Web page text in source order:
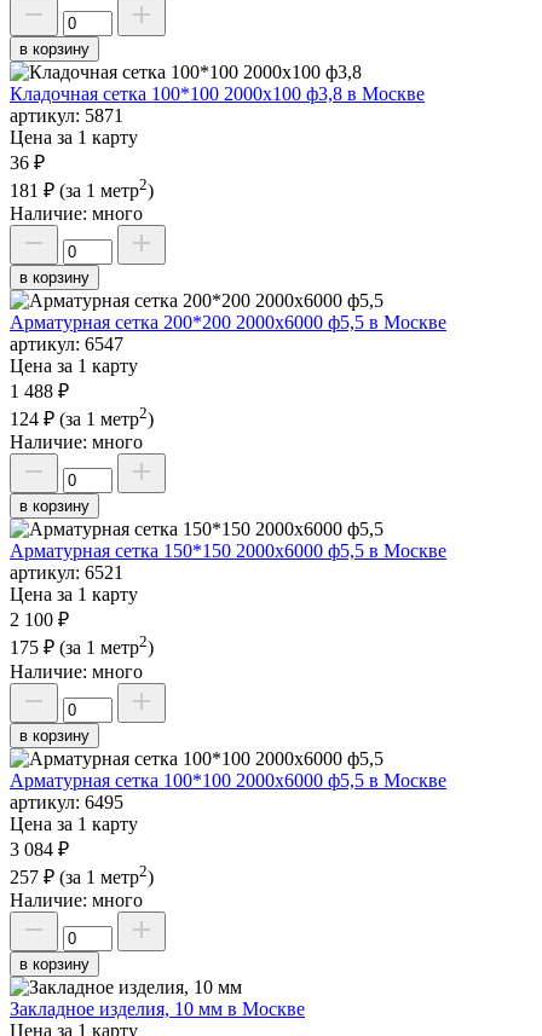
в корзину
Кладочная сетка 100*100 2000х100 ф3,8 в Москве
артикул: 5871
Цена за 1 карту
36 ₽
181 ₽ (за 1 метр2)
Наличие: много
в корзину
Арматурная сетка 200*200 2000х6000 ф5,5 в Москве
артикул: 6547
Цена за 1 карту
1 488 ₽
124 ₽ (за 1 метр2)
Наличие: много
в корзину
Арматурная сетка 150*150 2000х6000 ф5,5 в Москве
артикул: 6521
Цена за 1 карту
2 100 ₽
175 ₽ (за 1 метр2)
Наличие: много
в корзину
Арматурная сетка 100*100 2000х6000 ф5,5 в Москве
артикул: 6495
Цена за 1 карту
3 084 ₽
257 ₽ (за 1 метр2)
Наличие: много
в корзину
Закладное изделия, 10 мм в Москве
Цена за 1 карту